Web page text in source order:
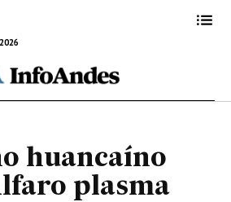
de la crisis
mates burilados
11 DE ABRIL DE 2023
huancaíno
plasma